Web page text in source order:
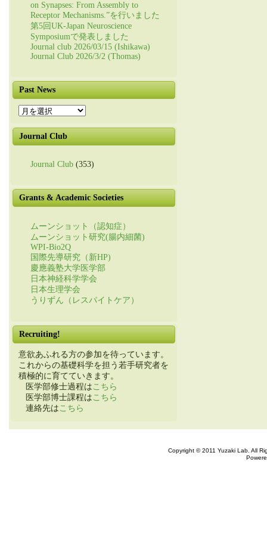
on Synapses: From Assembly to
Receptor Mechanisms.”を行いました
第5回UK-Japan Neuroscience
Symposiumで発表しました
Journal club 2026/03/15 (Ishikawa)
Journal Club 2026/3/2 (Thomas)
Past News
Past
News
Journal Club
Journal Club (353)
Grants & Academic Societies
ムーンショット（認知症）
ムーンショット研究(腸内細菌)
WPI-Bio2Q
国際先導研究（新HP)
慶應義塾大学医学部
日本神経科学学会
日本生理学会
うりずん（レスパイトケア）
Recruiting!
意欲あふれる方の参加を待っています。
これからの基礎科学を担う若手研究者を
積極的に育てていきます。
医学部修士過程は こちら
医学部博士課程は こちら
連絡先は こちら
Copyright © 2011 Yuzaki Lab. All